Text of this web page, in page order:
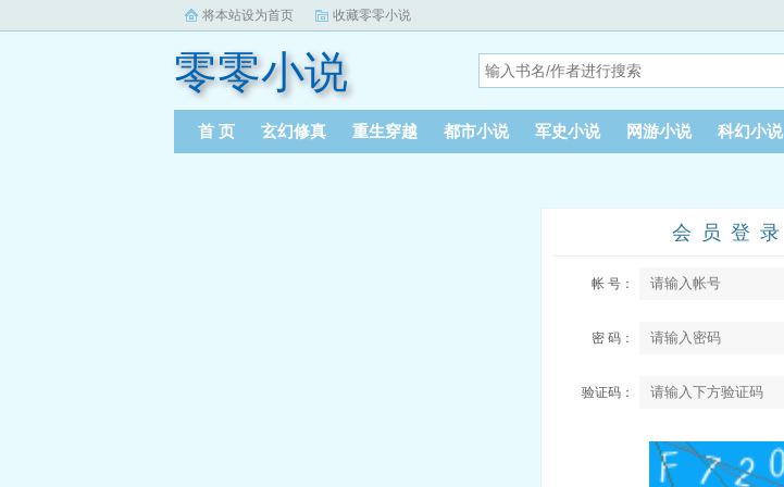
将本站设为首页 收藏零零小说
零零小说
首 页 玄幻修真 重生穿越 都市小说 军史小说 网游小说 科幻小说
会员登录
帐 号：
密 码：
验证码：